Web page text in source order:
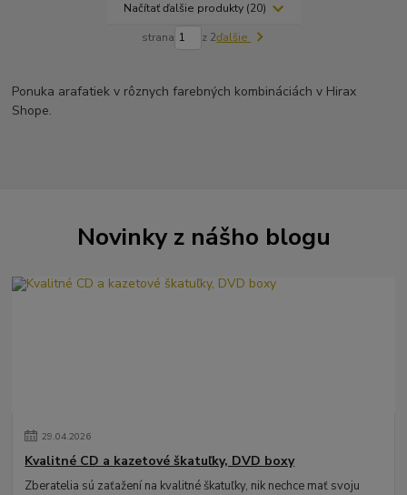
Načítať ďalšie produkty (20)
strana z 2ďalšie
Ponuka arafatiek v rôznych farebných kombináciách v Hirax
Shope.
Novinky z nášho blogu
29.04.2026
Kvalitné CD a kazetové škatuľky, DVD boxy
Zberatelia sú zaťažení na kvalitné škatuľky, nik nechce mať svoju